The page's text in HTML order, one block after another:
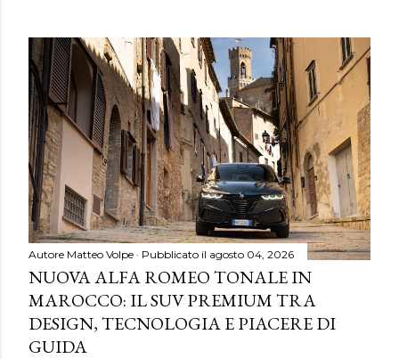
Autore Matteo Volpe Pubblicato il agosto 04, 2026
NUOVA ALFA ROMEO TONALE IN
MAROCCO: IL SUV PREMIUM TRA
DESIGN, TECNOLOGIA E PIACERE DI
GUIDA